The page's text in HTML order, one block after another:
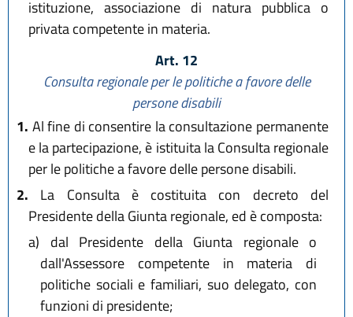
istituzione, associazione di natura pubblica o
privata competente in materia.
Art. 12
Consulta regionale per le politiche a favore delle
persone disabili
1. Al fine di consentire la consultazione permanente
e la partecipazione, è istituita la Consulta regionale
per le politiche a favore delle persone disabili.
2. La Consulta è costituita con decreto del
Presidente della Giunta regionale, ed è composta:
a) dal Presidente della Giunta regionale o
dall'Assessore competente in materia di
politiche sociali e familiari, suo delegato, con
funzioni di presidente;